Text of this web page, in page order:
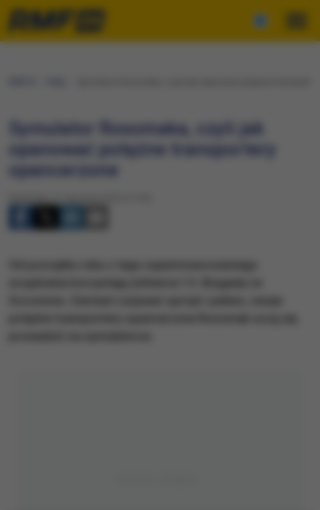
Symulator Rosomaka, czyli jak
opanować potężne transportery
opancerzone